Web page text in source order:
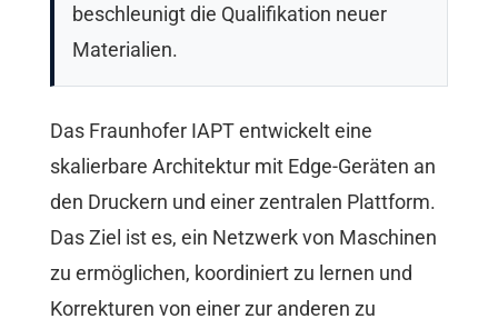
beschleunigt die Qualifikation neuer
Materialien.
Das Fraunhofer IAPT entwickelt eine
skalierbare Architektur mit Edge-Geräten an
den Druckern und einer zentralen Plattform.
Das Ziel ist es, ein Netzwerk von Maschinen
zu ermöglichen, koordiniert zu lernen und
Korrekturen von einer zur anderen zu